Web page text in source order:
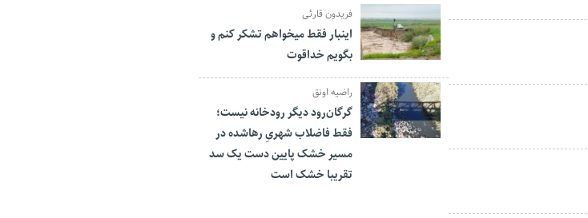
فریدون قارئی
اینبار فقط میخواهم تشکر کنم و
بگویم خداقوت
راضیه اونق
گرگان‌رود دیگر رودخانه نیست؛
فقط فاضلاب شهریِ رهاشده در
مسیر خشک پایین دست یک سد
تقریبا خشک است